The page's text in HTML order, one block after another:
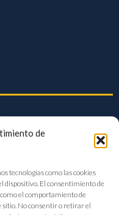
de
tecnologías como las cookies
dispositivo. El consentimiento de
el comportamiento de
sitio. No consentir o retirar el